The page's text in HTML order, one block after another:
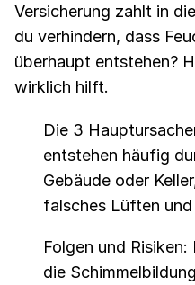
Versicherung zahlt in
du verhindern, dass
überhaupt entstehen?
wirklich hilft.
Die 3
entstehen häufig
Gebäude oder
falsches Lüften
Folgen und
die